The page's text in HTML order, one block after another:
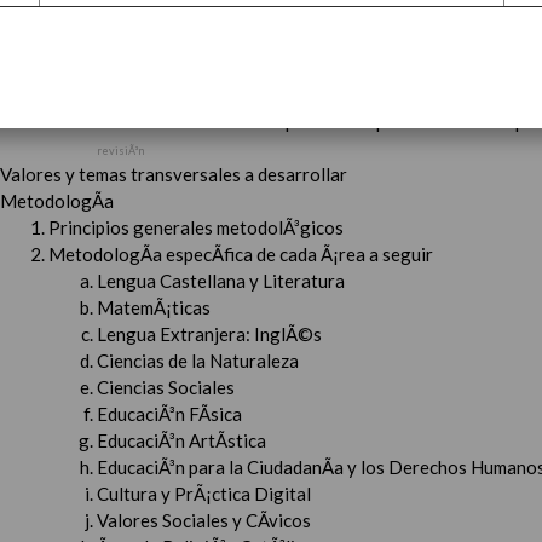
ConcreciÃ³n curricular para la etapa. Perfiles de Ã¡rea
revisiÃ³n
Valores y temas transversales a desarrollar
MetodologÃ­a
Principios generales metodolÃ³gicos
MetodologÃ­a especÃ­fica de cada Ã¡rea a seguir
Lengua Castellana y Literatura
MatemÃ¡ticas
Lengua Extranjera: InglÃ©s
Ciencias de la Naturaleza
Ciencias Sociales
EducaciÃ³n FÃ­sica
EducaciÃ³n ArtÃ­stica
EducaciÃ³n para la CiudadanÃ­a y los Derechos
Cultura y PrÃ¡ctica Digital
Valores Sociales y CÃ­vicos